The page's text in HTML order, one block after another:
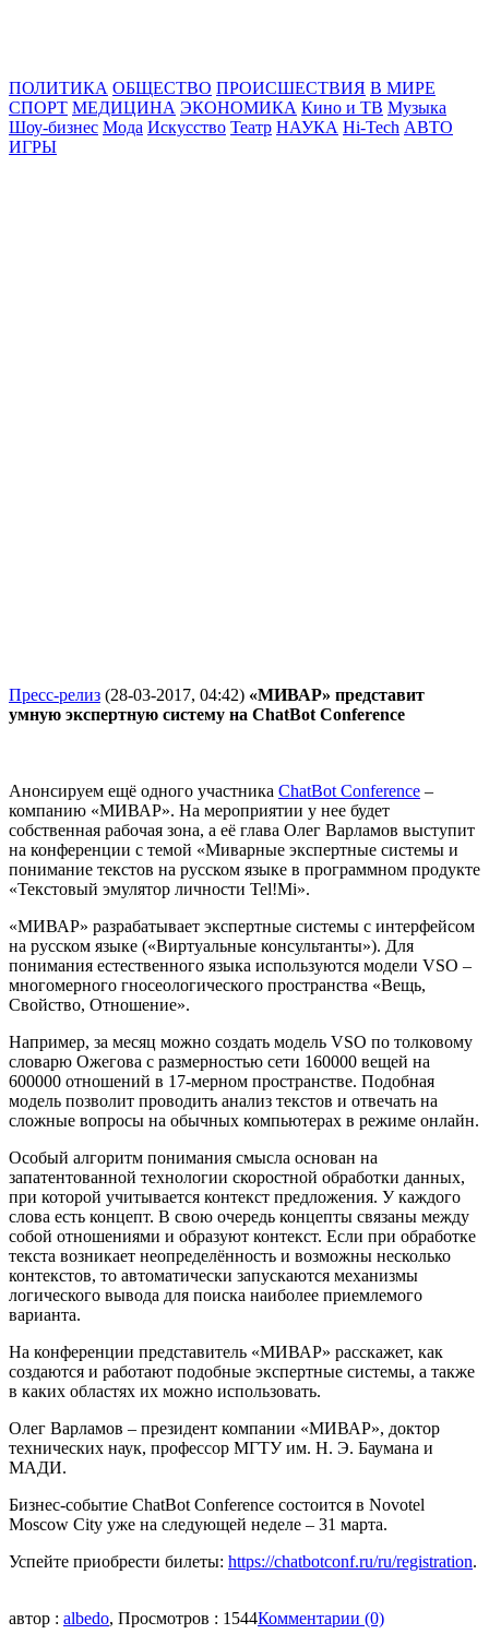
ПОЛИТИКА ОБЩЕСТВО ПРОИСШЕСТВИЯ В МИРЕ
СПОРТ МЕДИЦИНА ЭКОНОМИКА Кино и ТВ Музыка
Шоу-бизнес Мода Искусство Театр НАУКА Hi-Tech АВТО
ИГРЫ
Пресс-релиз (28-03-2017, 04:42) «МИВАР» представит
умную экспертную систему на ChatBot Conference
Анонсируем ещё одного участника ChatBot Conference –
компанию «МИВАР». На мероприятии у нее будет
собственная рабочая зона, а её глава Олег Варламов выступит
на конференции с темой «Миварные экспертные системы и
понимание текстов на русском языке в программном продукте
«Текстовый эмулятор личности Tel!Mi».
«МИВАР» разрабатывает экспертные системы с интерфейсом
на русском языке («Виртуальные консультанты»). Для
понимания естественного языка используются модели VSO –
многомерного гносеологического пространства «Вещь,
Свойство, Отношение».
Например, за месяц можно создать модель VSO по толковому
словарю Ожегова с размерностью сети 160000 вещей на
600000 отношений в 17-мерном пространстве. Подобная
модель позволит проводить анализ текстов и отвечать на
сложные вопросы на обычных компьютерах в режиме онлайн.
Особый алгоритм понимания смысла основан на
запатентованной технологии скоростной обработки данных,
при которой учитывается контекст предложения. У каждого
слова есть концепт. В свою очередь концепты связаны между
собой отношениями и образуют контекст. Если при обработке
текста возникает неопределённость и возможны несколько
контекстов, то автоматически запускаются механизмы
логического вывода для поиска наиболее приемлемого
варианта.
На конференции представитель «МИВАР» расскажет, как
создаются и работают подобные экспертные системы, а также
в каких областях их можно использовать.
Олег Варламов – президент компании «МИВАР», доктор
технических наук, профессор МГТУ им. Н. Э. Баумана и
МАДИ.
Бизнес-событие ChatBot Conference состоится в Novotel
Moscow City уже на следующей неделе – 31 марта.
Успейте приобрести билеты: https://chatbotconf.ru/ru/registration.
автор : albedo, Просмотров : 1544Комментарии (0)